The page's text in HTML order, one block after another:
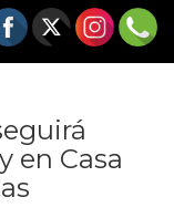
en Casa